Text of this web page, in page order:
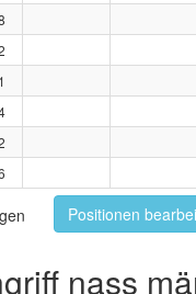
Positionen
nass